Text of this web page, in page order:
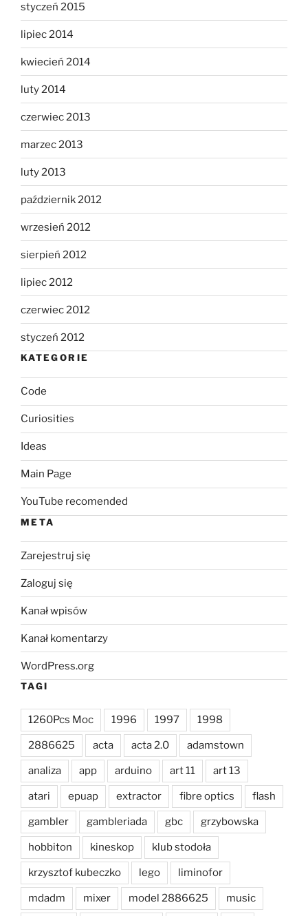
styczeń 2015
lipiec 2014
kwiecień 2014
luty 2014
czerwiec 2013
marzec 2013
luty 2013
październik 2012
wrzesień 2012
sierpień 2012
lipiec 2012
czerwiec 2012
styczeń 2012
KATEGORIE
Code
Curiosities
Ideas
Main Page
YouTube recomended
META
Zarejestruj się
Zaloguj się
Kanał wpisów
Kanał komentarzy
WordPress.org
TAGI
1260Pcs Moc 1996 1997 1998
2886625 acta acta 2.0 adamstown
analiza app arduino art 11 art 13
atari epuap extractor fibre optics flash
gambler gambleriada gbc grzybowska
hobbiton kineskop klub stodoła
krzysztof kubeczko lego liminofor
mdadm mixer model 2886625 music